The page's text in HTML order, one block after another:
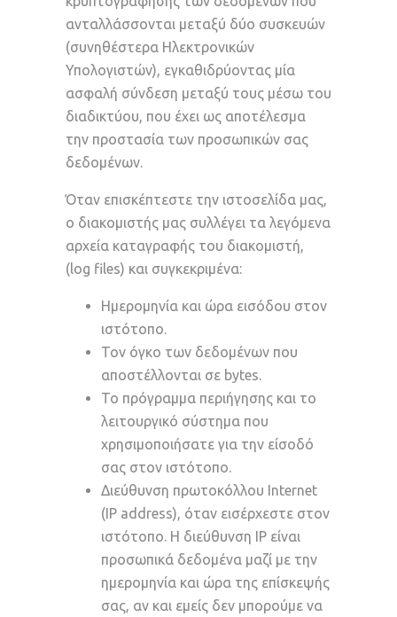
ανταλλάσσονται μεταξύ δύο συσκευών
(συνηθέστερα Ηλεκτρονικών
Υπολογιστών), εγκαθιδρύοντας μία
ασφαλή σύνδεση μεταξύ τους μέσω του
διαδικτύου, που έχει ως αποτέλεσμα
την προστασία των προσωπικών σας
δεδομένων.
Όταν επισκέπτεστε την ιστοσελίδα μας,
ο διακομιστής μας συλλέγει τα λεγόμενα
αρχεία καταγραφής του διακομιστή,
(log files) και συγκεκριμένα:
Ημερομηνία και ώρα εισόδου στον
ιστότοπο.
Τον όγκο των δεδομένων που
αποστέλλονται σε bytes.
Το πρόγραμμα περιήγησης και το
λειτουργικό σύστημα που
χρησιμοποιήσατε για την είσοδό
σας στον ιστότοπο.
Διεύθυνση πρωτοκόλλου Internet
(IP address), όταν εισέρχεστε στον
ιστότοπο. Η διεύθυνση IP είναι
προσωπικά δεδομένα μαζί με την
ημερομηνία και ώρα της επίσκεψής
σας, αν και εμείς δεν μπορούμε να